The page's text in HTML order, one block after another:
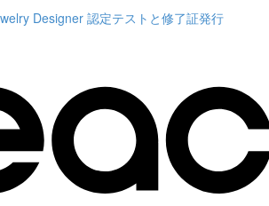
Designer 認定テストと修了証発行